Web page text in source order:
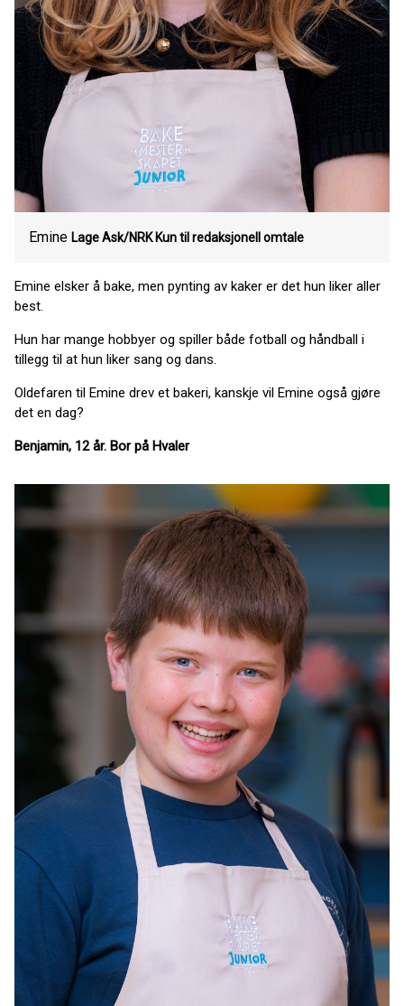
Emine Lage Ask/NRK Kun til redaksjonell omtale
Emine elsker å bake, men pynting av kaker er det hun liker aller
best.
Hun har mange hobbyer og spiller både fotball og håndball i
tillegg til at hun liker sang og dans.
Oldefaren til Emine drev et bakeri, kanskje vil Emine også gjøre
det en dag?
Benjamin, 12 år. Bor på Hvaler